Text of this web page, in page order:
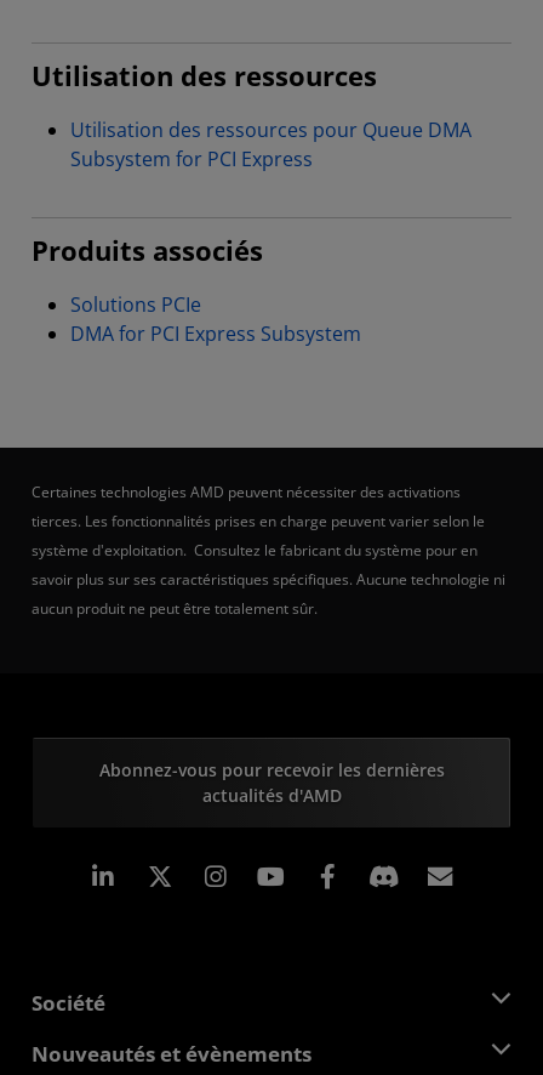
Utilisation des ressources
Utilisation des ressources pour Queue DMA
Subsystem for PCI Express
Produits associés
Solutions PCIe
DMA for PCI Express Subsystem
Certaines technologies AMD peuvent nécessiter des activations
tierces. Les fonctionnalités prises en charge peuvent varier selon le
système d'exploitation. Consultez le fabricant du système pour en
savoir plus sur ses caractéristiques spécifiques. Aucune technologie ni
aucun produit ne peut être totalement sûr.
Abonnez-vous pour recevoir les dernières
actualités d'AMD
LinkedIn Instagram Facebook
Société
À propos d'AMD
Nouveautés et évènements